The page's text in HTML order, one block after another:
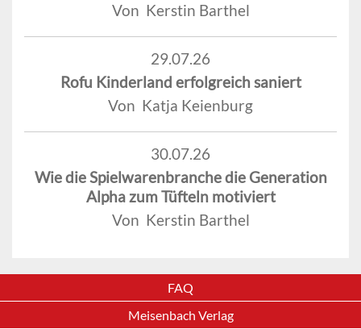
Von Kerstin Barthel
29.07.26
Rofu Kinderland erfolgreich saniert
Von Katja Keienburg
30.07.26
Wie die Spielwarenbranche die Generation
Alpha zum Tüfteln motiviert
Von Kerstin Barthel
FAQ
Meisenbach Verlag